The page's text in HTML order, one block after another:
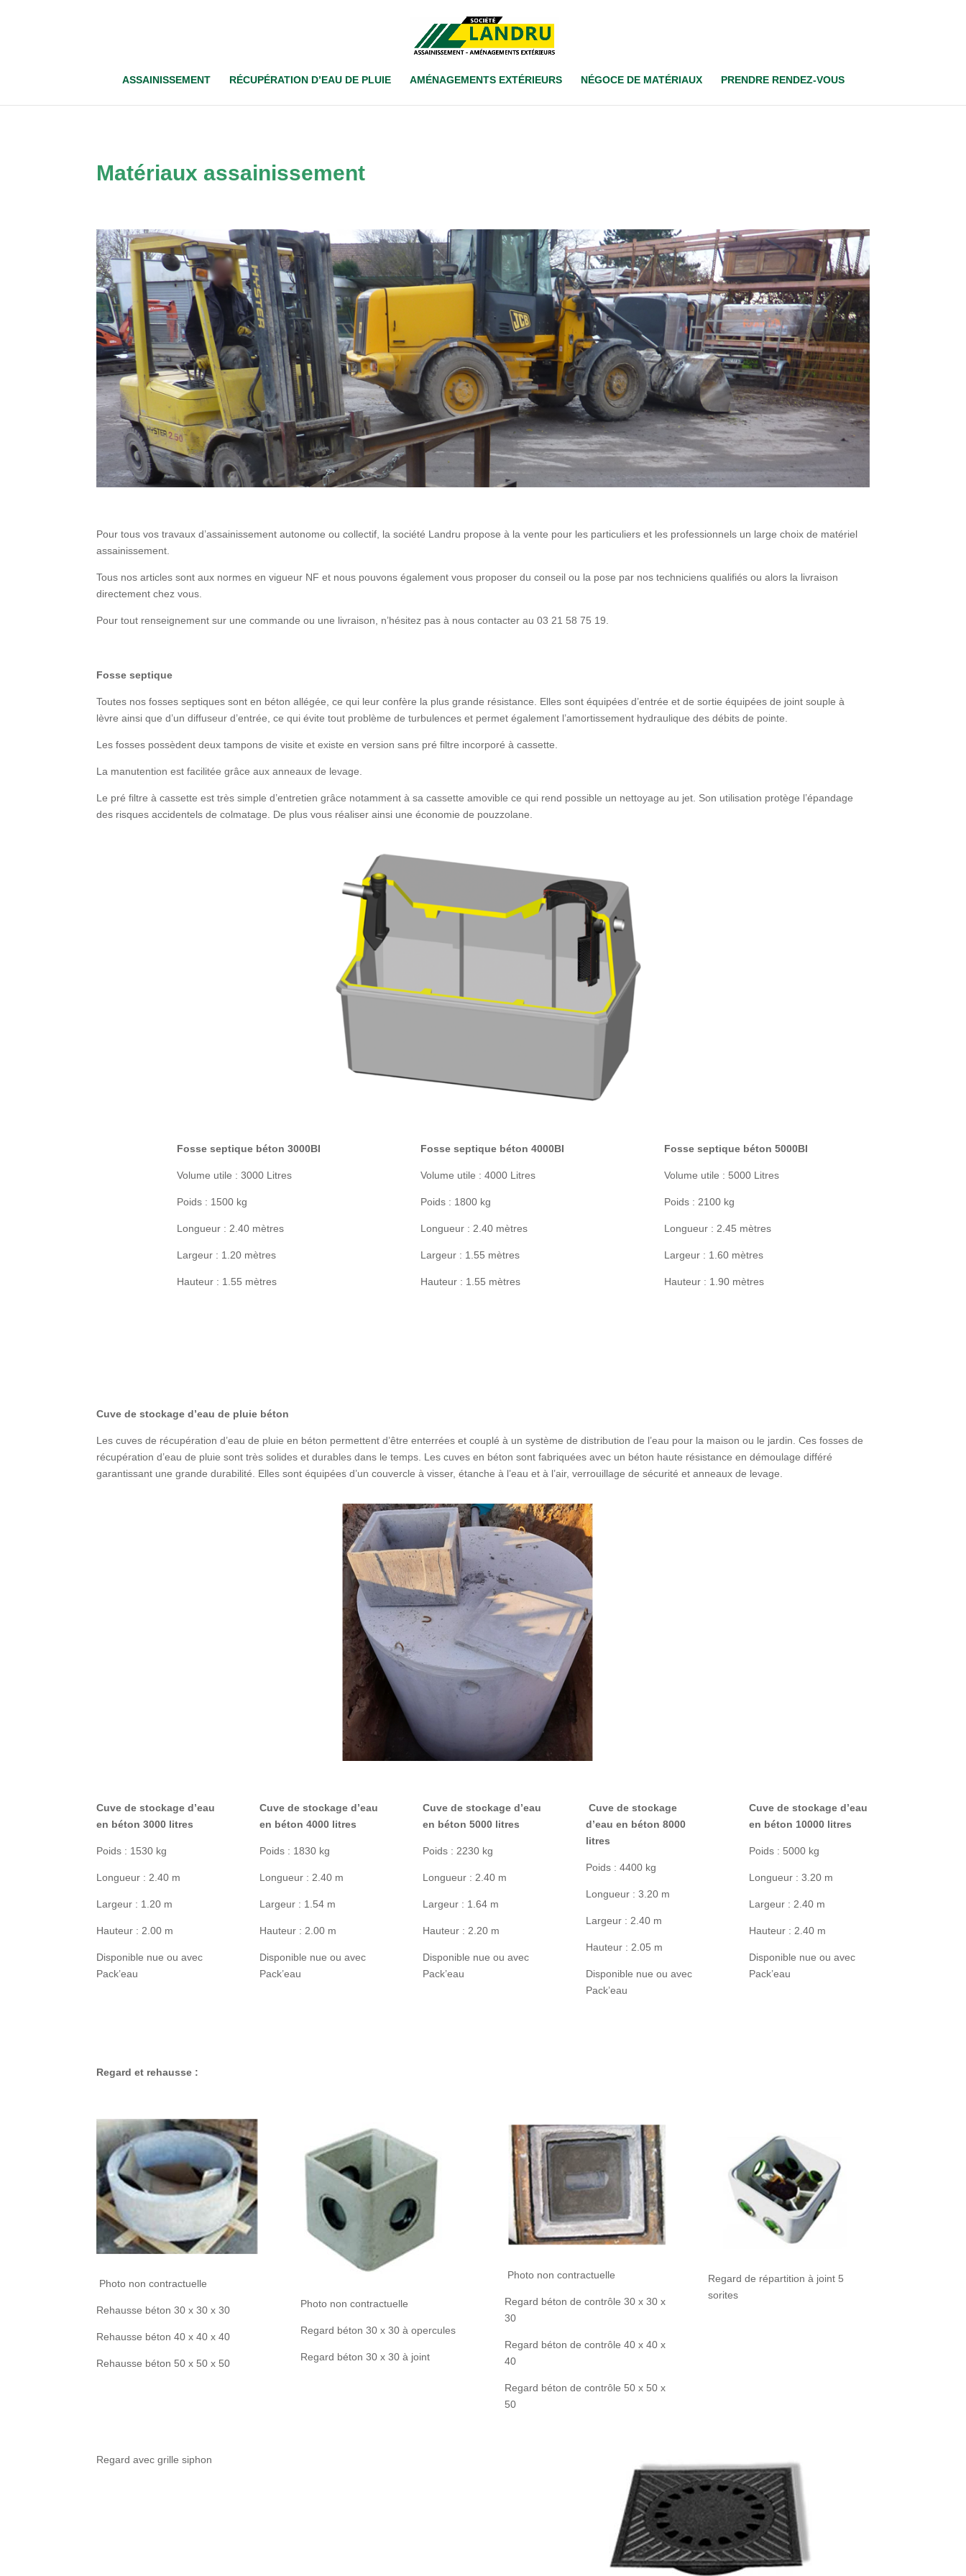
ASSAINISSEMENT RÉCUPÉRATION D’EAU DE PLUIE AMÉNAGEMENTS EXTÉRIEURS NÉGOCE DE MATÉRIAUX PRENDRE RENDEZ-VOUS
Matériaux assainissement
Pour tous vos travaux d’assainissement autonome ou collectif, la société Landru propose à la vente pour les particuliers et les professionnels un large choix de matériel
assainissement.
Tous nos articles sont aux normes en vigueur NF et nous pouvons également vous proposer du conseil ou la pose par nos techniciens qualifiés ou alors la livraison
directement chez vous.
Pour tout renseignement sur une commande ou une livraison, n’hésitez pas à nous contacter au 03 21 58 75 19.
Fosse septique
Toutes nos fosses septiques sont en béton allégée, ce qui leur confère la plus grande résistance. Elles sont équipées d’entrée et de sortie équipées de joint souple à
lèvre ainsi que d’un diffuseur d’entrée, ce qui évite tout problème de turbulences et permet également l’amortissement hydraulique des débits de pointe.
Les fosses possèdent deux tampons de visite et existe en version sans pré filtre incorporé à cassette.
La manutention est facilitée grâce aux anneaux de levage.
Le pré filtre à cassette est très simple d’entretien grâce notamment à sa cassette amovible ce qui rend possible un nettoyage au jet. Son utilisation protège l’épandage
des risques accidentels de colmatage. De plus vous réaliser ainsi une économie de pouzzolane.
Fosse septique béton 3000BI
Volume utile : 3000 Litres
Poids : 1500 kg
Longueur : 2.40 mètres
Largeur : 1.20 mètres
Hauteur : 1.55 mètres
Fosse septique béton 4000BI
Volume utile : 4000 Litres
Poids : 1800 kg
Longueur : 2.40 mètres
Largeur : 1.55 mètres
Hauteur : 1.55 mètres
Fosse septique béton 5000BI
Volume utile : 5000 Litres
Poids : 2100 kg
Longueur : 2.45 mètres
Largeur : 1.60 mètres
Hauteur : 1.90 mètres
Cuve de stockage d’eau de pluie béton
Les cuves de récupération d’eau de pluie en béton permettent d’être enterrées et couplé à un système de distribution de l’eau pour la maison ou le jardin. Ces fosses de
récupération d’eau de pluie sont très solides et durables dans le temps. Les cuves en béton sont fabriquées avec un béton haute résistance en démoulage différé
garantissant une grande durabilité. Elles sont équipées d’un couvercle à visser, étanche à l’eau et à l’air, verrouillage de sécurité et anneaux de levage.
Cuve de stockage d’eau
en béton 3000 litres
Poids : 1530 kg
Longueur : 2.40 m
Largeur : 1.20 m
Hauteur : 2.00 m
Disponible nue ou avec
Pack’eau
Cuve de stockage d’eau
en béton 4000 litres
Poids : 1830 kg
Longueur : 2.40 m
Largeur : 1.54 m
Hauteur : 2.00 m
Disponible nue ou avec
Pack’eau
Cuve de stockage d’eau
en béton 5000 litres
Poids : 2230 kg
Longueur : 2.40 m
Largeur : 1.64 m
Hauteur : 2.20 m
Disponible nue ou avec
Pack’eau
Cuve de stockage
d’eau en béton 8000
litres
Poids : 4400 kg
Longueur : 3.20 m
Largeur : 2.40 m
Hauteur : 2.05 m
Disponible nue ou avec
Pack’eau
Cuve de stockage d’eau
en béton 10000 litres
Poids : 5000 kg
Longueur : 3.20 m
Largeur : 2.40 m
Hauteur : 2.40 m
Disponible nue ou avec
Pack’eau
Regard et rehausse :
Photo non contractuelle
Rehausse béton 30 x 30 x 30
Rehausse béton 40 x 40 x 40
Rehausse béton 50 x 50 x 50
Photo non contractuelle
Regard béton 30 x 30 à opercules
Regard béton 30 x 30 à joint
Photo non contractuelle
Regard béton de contrôle 30 x 30 x
30
Regard béton de contrôle 40 x 40 x
40
Regard béton de contrôle 50 x 50 x
50
Regard de répartition à joint 5
sorites
Regard avec grille siphon